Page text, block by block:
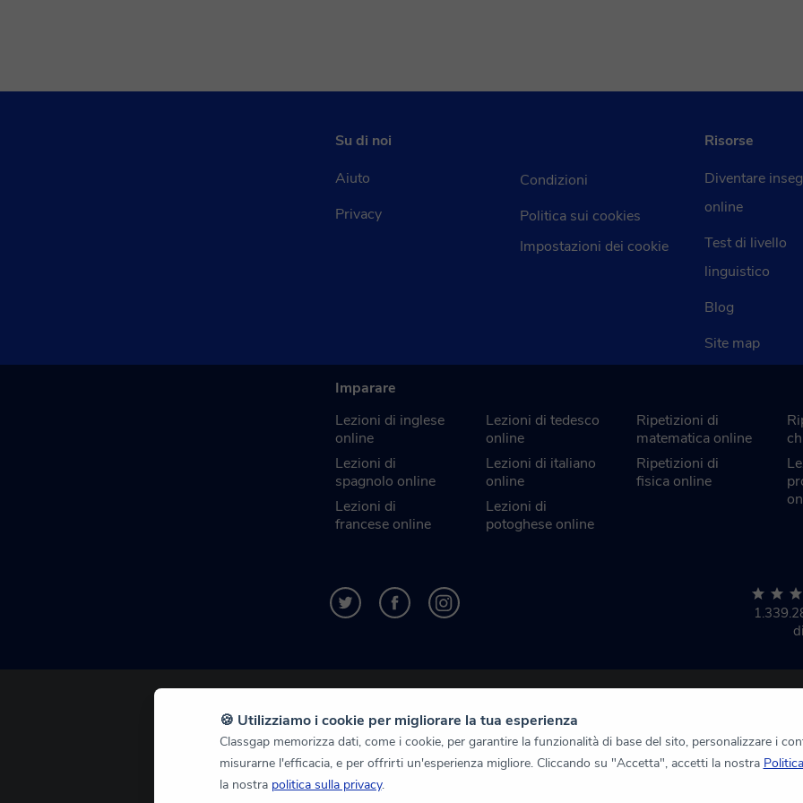
Su di noi
Aiuto
Privacy
Condizioni
Politica sui cookies
Impostazioni dei cookie
Risorse
Diventare
online
Test di livello
linguistico
Blog
Site map
Imparare
Lezioni di inglese
online
Lezioni di
spagnolo online
Lezioni di
francese online
Lezioni di tedesco
online
Lezioni di italiano
online
Lezioni di
potoghese online
Ripetizioni di
matematica online
Ripetizioni di
fisica online
🍪 Utilizziamo i cookie per migliorare la tua esperienza
Classgap memorizza dati, come i cookie, per garantire la funzionalità di base del sito, personalizzare i
misurarne l'efficacia, e per offrirti un'esperienza migliore. Cliccando su "Accetta", accetti la nostra
la nostra politica sulla privacy.